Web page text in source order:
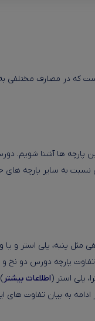
که در مصارف مختلفی به
ها آشنا شویم.
به سایر پارچه
مثل پنبه، پلی
تفاوت پارچه دورس دو
پلی استر (اطلاعات بیشتر
به بیان تفاوت های